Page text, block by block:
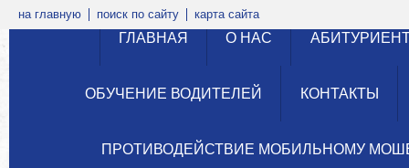
на главную поиск по сайту карта сайта
ГЛАВНАЯ О НАС
ОБУЧЕНИЕ ВОДИТЕЛЕЙ КОНТАКТЫ
ПРОТИВОДЕЙСТВИЕ МОБИЛЬНОМУ